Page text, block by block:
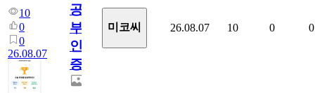
10
0
0
26.08.07
공
부
인
증
미코씨 26.08.07 10 0 0